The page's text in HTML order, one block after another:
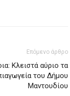
Επόμενο άρθρο
Κλειστά αύριο τα
του Δήμου
Μαντουδίου